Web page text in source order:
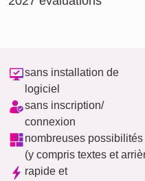
sans installation de
logiciel
sans inscription/
connexion
nombreuses
(y compris textes et
rapide et